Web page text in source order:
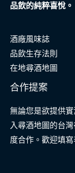
品飲的純粹喜悅。
酒廠風味誌
品飲生存法則
在地尋酒地圖
合作提案
無論您是欲提供
入尋酒地圖的台
度合作。歡迎填